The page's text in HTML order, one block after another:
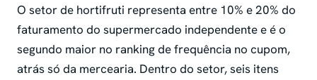
O setor de hortifruti representa entre 10% e 20% do
faturamento do supermercado independente e é o
segundo maior no ranking de frequência no cupom,
atrás só da mercearia. Dentro do setor, seis itens